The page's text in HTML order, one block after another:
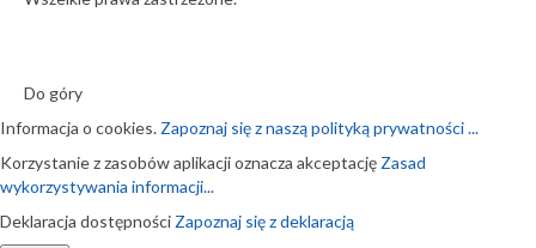
Do góry
Informacja o cookies. Zapoznaj się z naszą polityką prywatności ...
Korzystanie z zasobów aplikacji oznacza akceptację Zasad
wykorzystywania informacji...
Deklaracja dostępności Zapoznaj się z deklaracją